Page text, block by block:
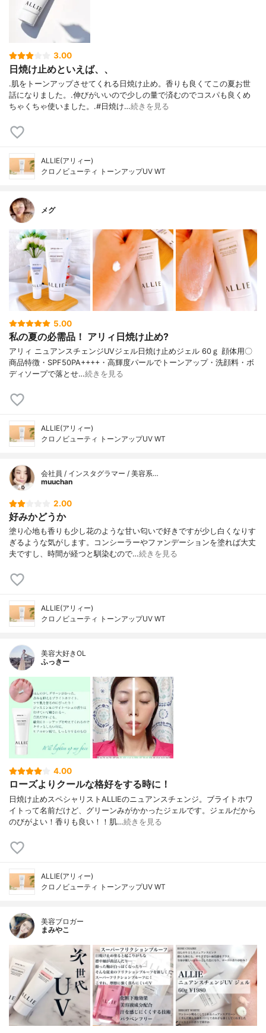
3.00
日焼け止めといえば、、
.肌をトーンアップさせてくれる日焼け止め。香りも良くてこの夏お世
話になりました。.伸びがいいので少しの量で済むのでコスパも良くめ
ちゃくちゃ使いました。.#日焼け…続きを見る
ALLIE(アリィー)
クロノビューティ トーンアップUV WT
メグ
5.00
私の夏の必需品！ アリィ日焼け止め?
アリィ ニュアンスチェンジUVジェル日焼け止めジェル 60ｇ 顔体用〇
商品特徴・SPF50PA++++・高輝度パールでトーンアップ・洗顔料・ボ
ディソープで落とせ…続きを見る
ALLIE(アリィー)
クロノビューティ トーンアップUV WT
会社員 / インスタグラマー / 美容系…
muuchan
2.00
好みかどうか
塗り心地も香りも少し花のような甘い匂いで好きですが少し白くなりす
ぎるような気がします。コンシーラーやファンデーションを塗れば大丈
夫ですし、時間が経つと馴染むので…続きを見る
ALLIE(アリィー)
クロノビューティ トーンアップUV WT
美容大好きOL
ふっきー
4.00
ローズよりクールな格好をする時に！
日焼け止めスペシャリストALLIEのニュアンスチェンジ。ブライトホワ
イトって名前だけど、グリーンみがかかったジェルです。ジェルだから
のびがよい！香りも良い！！肌…続きを見る
ALLIE(アリィー)
クロノビューティ トーンアップUV WT
美容ブロガー
まみやこ